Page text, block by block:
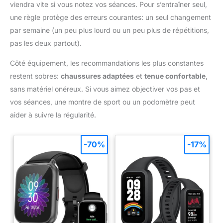
viendra vite si vous notez vos séances. Pour s’entraîner seul,
une règle protège des erreurs courantes: un seul changement
par semaine (un peu plus lourd ou un peu plus de répétitions,
pas les deux partout).
Côté équipement, les recommandations les plus constantes
restent sobres: chaussures adaptées et tenue confortable
sans matériel onéreux. Si vous aimez objectiver vos pas et
vos séances, une montre de sport ou un podomètre peut
aider à suivre la régularité.
-70% -17%